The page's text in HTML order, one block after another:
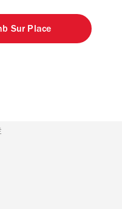
Sur Place